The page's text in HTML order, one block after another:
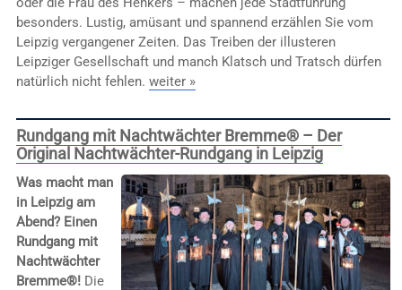
besonders. Lustig, amüsant und spannend erzählen Sie vom
Leipzig vergangener Zeiten. Das Treiben der illusteren
Leipziger Gesellschaft und manch Klatsch und Tratsch dürfen
natürlich nicht fehlen. weiter »
Rundgang mit Nachtwächter Bremme® – Der
Original Nachtwächter-Rundgang in Leipzig
Was macht man
in Leipzig am
Abend? Einen
Rundgang mit
Nachtwächter
Bremme®!Die